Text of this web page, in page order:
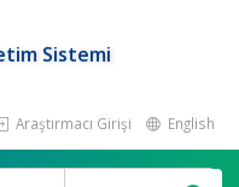
Sistemi
Araştırmacı Girişi English